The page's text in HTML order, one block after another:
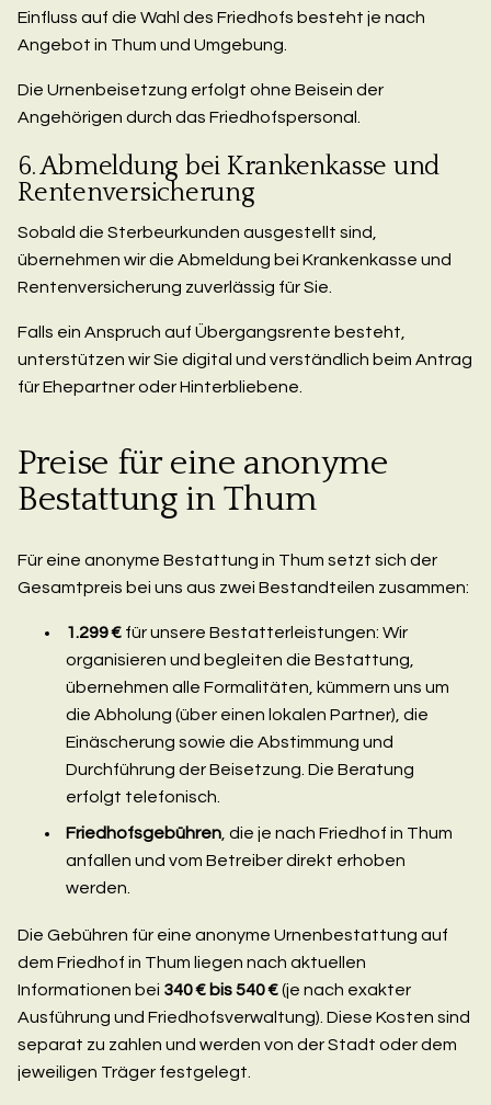
Einfluss auf die Wahl des Friedhofs besteht je nach
Angebot in Thum und Umgebung.
Die Urnenbeisetzung erfolgt ohne Beisein der
Angehörigen durch das Friedhofspersonal.
6. Abmeldung bei Krankenkasse und
Rentenversicherung
Sobald die Sterbeurkunden ausgestellt sind,
übernehmen wir die Abmeldung bei Krankenkasse und
Rentenversicherung zuverlässig für Sie.
Falls ein Anspruch auf Übergangsrente besteht,
unterstützen wir Sie digital und verständlich beim Antrag
für Ehepartner oder Hinterbliebene.
Preise für eine anonyme
Bestattung in Thum
Für eine anonyme Bestattung in Thum setzt sich der
Gesamtpreis bei uns aus zwei Bestandteilen zusammen:
1.299 € für unsere Bestatterleistungen: Wir
organisieren und begleiten die Bestattung,
übernehmen alle Formalitäten, kümmern uns um
die Abholung (über einen lokalen Partner), die
Einäscherung sowie die Abstimmung und
Durchführung der Beisetzung. Die Beratung
erfolgt telefonisch.
Friedhofsgebühren , die je nach Friedhof in Thum
anfallen und vom Betreiber direkt erhoben
werden.
Die Gebühren für eine anonyme Urnenbestattung auf
dem Friedhof in Thum liegen nach aktuellen
Informationen bei 340 € bis 540 €(je nach exakter
Ausführung und Friedhofsverwaltung). Diese Kosten sind
separat zu zahlen und werden von der Stadt oder dem
jeweiligen Träger festgelegt.